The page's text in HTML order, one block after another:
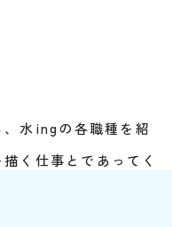
水ingの各職種を紹
く仕事とであってく